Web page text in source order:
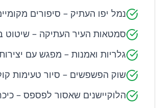
נמל יפו העתיק – סיפורים
סמטאות העיר העתיקה – שיטוט
גלריות ואמנות – מפגש עם
שוק הפשפשים – סיור טעימות
הלוקיישנים שאסור לפספס –